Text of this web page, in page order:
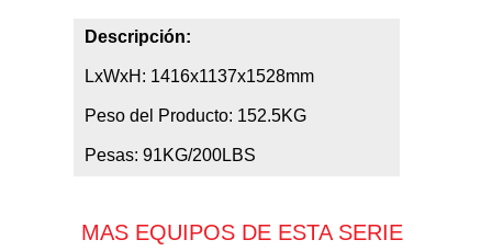
Descripción:
LxWxH: 1416x1137x1528mm
Peso del Producto: 152.5KG
Pesas: 91KG/200LBS
MAS EQUIPOS DE ESTA SERIE